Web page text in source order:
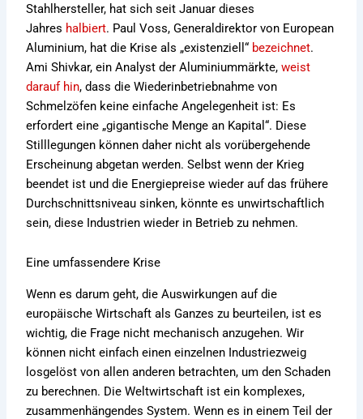
Stahlhersteller, hat sich seit Januar dieses
Jahres halbiert. Paul Voss, Generaldirektor von European
Aluminium, hat die Krise als „existenziell“ bezeichnet.
Ami Shivkar, ein Analyst der Aluminiummärkte,weist
darauf hin, dass die Wiederinbetriebnahme von
Schmelzöfen keine einfache Angelegenheit ist: Es
erfordert eine „gigantische Menge an Kapital“. Diese
Stilllegungen können daher nicht als vorübergehende
Erscheinung abgetan werden. Selbst wenn der Krieg
beendet ist und die Energiepreise wieder auf das frühere
Durchschnittsniveau sinken, könnte es unwirtschaftlich
sein, diese Industrien wieder in Betrieb zu nehmen.
Eine umfassendere Krise
Wenn es darum geht, die Auswirkungen auf die
europäische Wirtschaft als Ganzes zu beurteilen, ist es
wichtig, die Frage nicht mechanisch anzugehen. Wir
können nicht einfach einen einzelnen Industriezweig
losgelöst von allen anderen betrachten, um den Schaden
zu berechnen. Die Weltwirtschaft ist ein komplexes,
zusammenhängendes System. Wenn es in einem Teil der